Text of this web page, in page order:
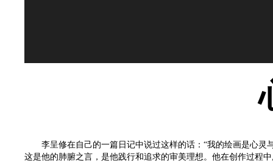
李呈修在自己的一篇日记中说过这样的话：“我的绘画是心灵
这是他的肺腑之言，是他践行和追求的审美理想。他在创作过程